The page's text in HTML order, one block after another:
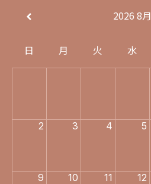
2026 8月
日 月 火 水
2 3 4 5
9 10 11 12